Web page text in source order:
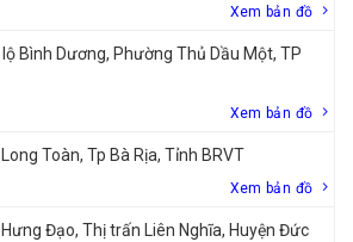
Xem bản đồ
Bình Dương, Phường Thủ Dầu Một, TP
Xem bản đồ
Toàn, Tp Bà Rịa, Tỉnh BRVT
Xem bản đồ
Đạo, Thị trấn Liên Nghĩa, Huyện Đức